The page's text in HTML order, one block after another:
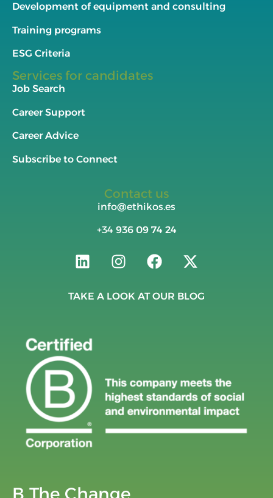
Development of equipment and consulting
Training programs
ESG Criteria
Services for candidates
Job Search
Career Support
Career Advice
Subscribe to Connect
Contact us
info@ethikos.es
+34 936 09 74 24
TAKE A LOOK AT OUR BLOG